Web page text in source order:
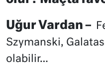
Uğur Vardan –
Szymanski,
olabilir…